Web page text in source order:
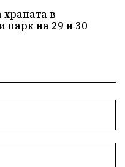
изкуство
Ветрино медии
храната в
парк на 29 и 30